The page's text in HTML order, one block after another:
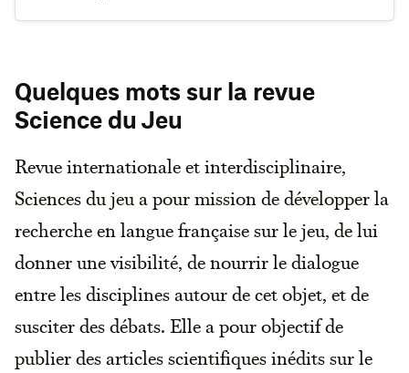
Quelques mots sur la revue
Science du Jeu
Revue internationale et interdisciplinaire,
Sciences du jeu a pour mission de développer la
recherche en langue française sur le jeu, de lui
donner une visibilité, de nourrir le dialogue
entre les disciplines autour de cet objet, et de
susciter des débats. Elle a pour objectif de
publier des articles scientifiques inédits sur le